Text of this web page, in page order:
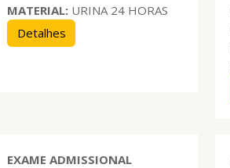
MATERIAL: URINA 24 HORAS
Detalhes
EXAME ADMISSIONAL